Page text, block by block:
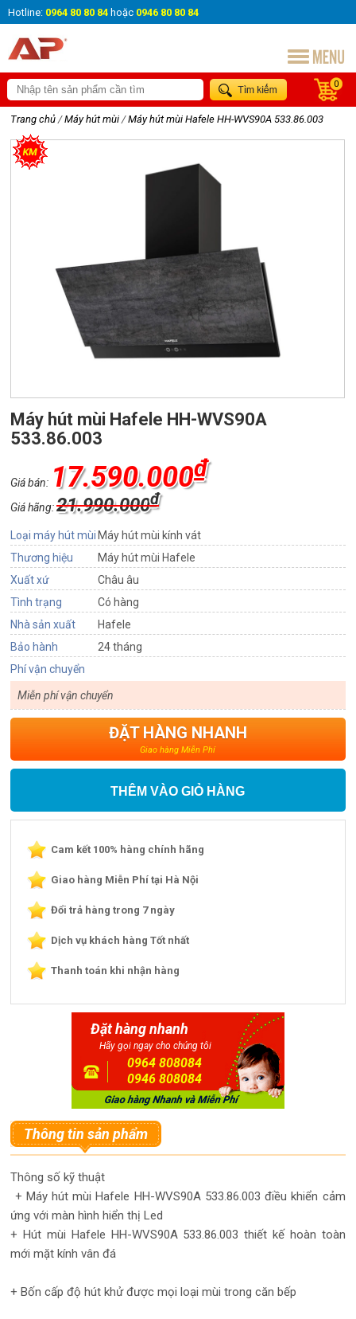
Hotline: 0964 80 80 84 hoặc 0946 80 80 84
0
Trang chủ / Máy hút mùi / Máy hút mùi Hafele HH-WVS90A 533.86.003
Máy hút mùi Hafele HH-WVS90A
533.86.003
Giá bán: 17.590.000₫
Giá hãng:21.990.000₫
Loại máy hút mùi Máy hút mùi kính vát
Thương hiệu
Máy hút mùi Hafele
Xuất xứ
Châu âu
Tình trạng
Có hàng
Nhà sản xuất
Hafele
Bảo hành
24 tháng
Phí vận chuyển
Miễn phí vận chuyển
ĐẶT HÀNG NHANH
Giao hàng Miễn Phí
THÊM VÀO GIỎ HÀNG
Cam kết 100% hàng chính hãng
Giao hàng Miễn Phí tại Hà Nội
Đổi trả hàng trong 7 ngày
Dịch vụ khách hàng Tốt nhất
Thanh toán khi nhận hàng
Đặt hàng nhanh
Hãy gọi ngay cho chúng tôi
0964 808084
0946 808084
Thông tin sản phẩm
Thông số kỹ thuật
+ Máy hút mùi Hafele HH-WVS90A 533.86.003 điều khiển cảm
ứng với màn hình hiển thị Led
+ Hút mùi Hafele HH-WVS90A 533.86.003 thiết kế hoàn toàn
mới mặt kính vân đá
+ Bốn cấp độ hút khử được mọi loại mùi trong căn bếp